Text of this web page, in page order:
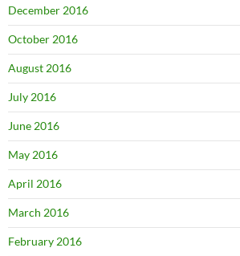
December 2016
October 2016
August 2016
July 2016
June 2016
May 2016
April 2016
March 2016
February 2016